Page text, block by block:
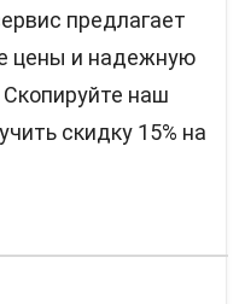
предлагает
цены и надежную
наш
скидку 15% на